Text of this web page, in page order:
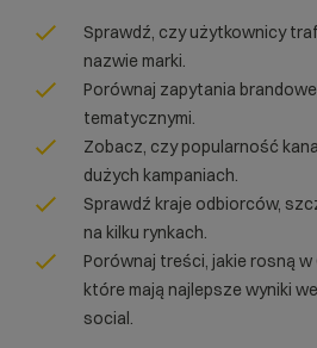
Sprawdź, czy użytkownicy
nazwie marki.
Porównaj zapytania
tematycznymi.
Zobacz, czy popularność
dużych kampaniach.
Sprawdź kraje odbiorców,
na kilku rynkach.
Porównaj treści, jakie rosną
które mają najlepsze wyniki
social.